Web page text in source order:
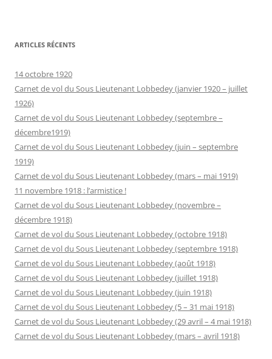
ARTICLES RÉCENTS
14 octobre 1920
Carnet de vol du Sous Lieutenant Lobbedey (janvier 1920 – juillet
1926)
Carnet de vol du Sous Lieutenant Lobbedey (septembre –
décembre1919)
Carnet de vol du Sous Lieutenant Lobbedey (juin – septembre
1919)
Carnet de vol du Sous Lieutenant Lobbedey (mars – mai 1919)
11 novembre 1918 : l’armistice !
Carnet de vol du Sous Lieutenant Lobbedey (novembre –
décembre 1918)
Carnet de vol du Sous Lieutenant Lobbedey (octobre 1918)
Carnet de vol du Sous Lieutenant Lobbedey (septembre 1918)
Carnet de vol du Sous Lieutenant Lobbedey (août 1918)
Carnet de vol du Sous Lieutenant Lobbedey (juillet 1918)
Carnet de vol du Sous Lieutenant Lobbedey (juin 1918)
Carnet de vol du Sous Lieutenant Lobbedey (5 – 31 mai 1918)
Carnet de vol du Sous Lieutenant Lobbedey (29 avril – 4 mai 1918)
Carnet de vol du Sous Lieutenant Lobbedey (mars – avril 1918)